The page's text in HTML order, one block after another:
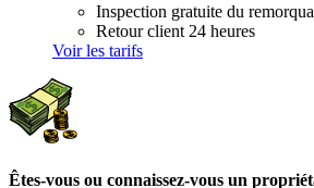
Inspection gratuite du
Retour client 24 heures
Voir les tarifs
Êtes-vous ou connaissez-vous un